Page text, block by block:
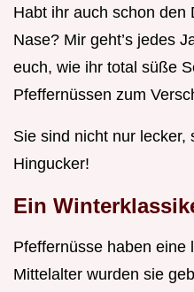
Habt ihr auch schon den
Nase? Mir geht’s jedes
euch, wie ihr total süße
Pfeffernüssen zum
Sie sind nicht nur lecker,
Hingucker!
Ein
Pfeffernüsse haben eine
Mittelalter wurden sie